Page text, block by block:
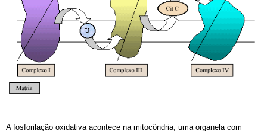
A fosforilação oxidativa acontece na mitocôndria, uma organela com